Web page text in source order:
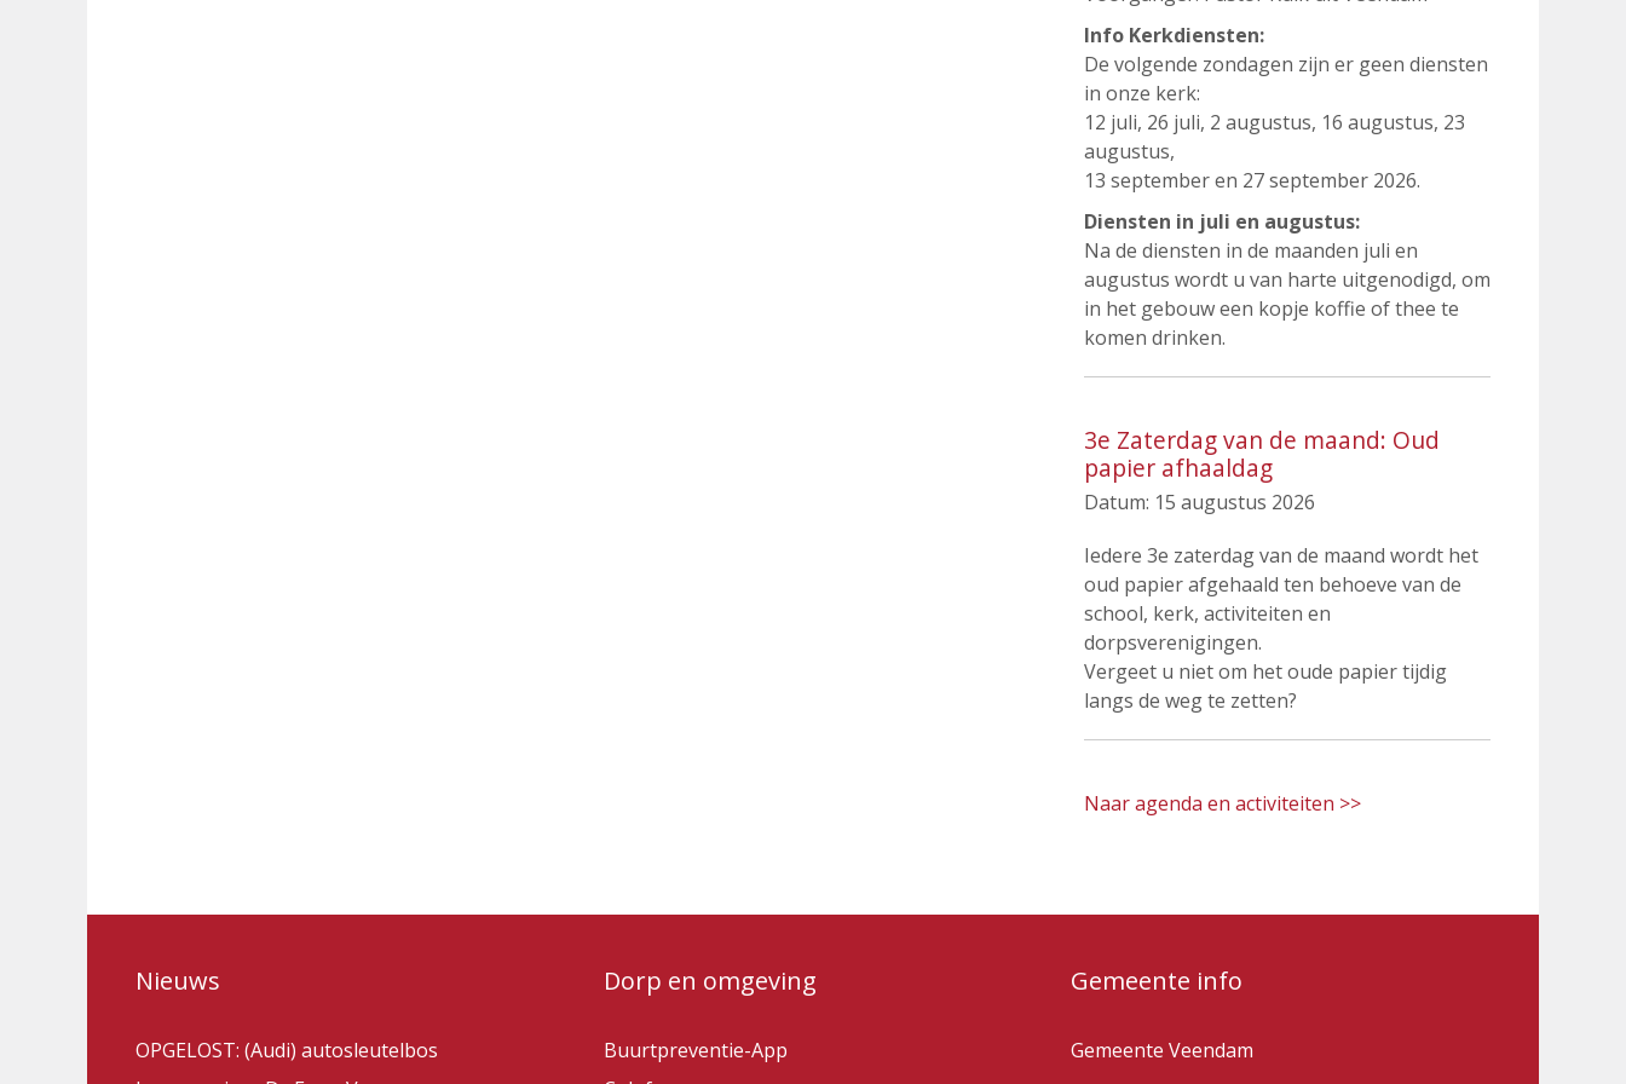
Info Kerkdiensten:
De volgende zondagen zijn er geen diensten
in onze kerk:
12 juli, 26 juli, 2 augustus, 16 augustus, 23
augustus,
13 september en 27 september 2026.
Diensten in juli en augustus:
Na de diensten in de maanden juli en
augustus wordt u van harte uitgenodigd, om
in het gebouw een kopje koffie of thee te
komen drinken.
3e Zaterdag van de maand: Oud
papier afhaaldag
Datum: 15 augustus 2026
Iedere 3e zaterdag van de maand wordt het
oud papier afgehaald ten behoeve van de
school, kerk, activiteiten en
dorpsverenigingen.
Vergeet u niet om het oude papier tijdig
langs de weg te zetten?
Naar agenda en activiteiten >>
Nieuws
OPGELOST: (Audi) autosleutelbos
Dorp en omgeving
Buurtpreventie-App
Gemeente info
Gemeente Veendam